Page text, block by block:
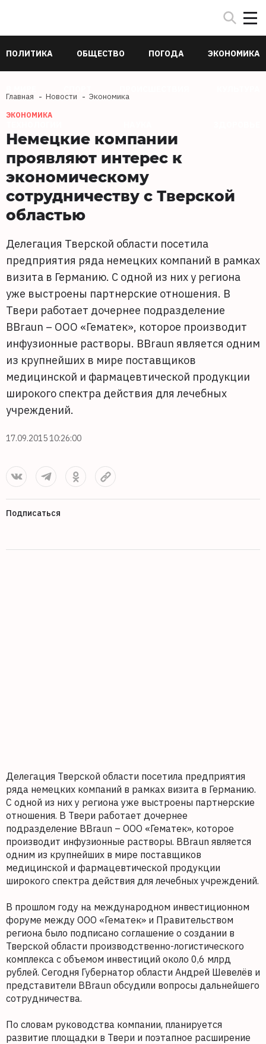
ПОЛИТИКА ОБЩЕСТВО ПОГОДА ЭКОНОМИКА
Главная Новости Экономика
ЭКОНОМИКА
Немецкие компании
проявляют интерес к
экономическому
сотрудничеству с Тверской
областью
Делегация Тверской области посетила
предприятия ряда немецких компаний в рамках
визита в Германию. С одной из них у региона
уже выстроены партнерские отношения. В
Твери работает дочернее подразделение
BBraun – ООО «Гематек», которое производит
инфузионные растворы. BBraun является одним
из крупнейших в мире поставщиков
медицинской и фармацевтической продукции
широкого спектра действия для лечебных
учреждений.
17.09.2015 10:26:00
Подписаться
Делегация Тверской области посетила предприятия
ряда немецких компаний в рамках визита в Германию.
С одной из них у региона уже выстроены партнерские
отношения. В Твери работает дочернее
подразделение BBraun – ООО «Гематек», которое
производит инфузионные растворы. BBraun является
одним из крупнейших в мире поставщиков
медицинской и фармацевтической продукции
широкого спектра действия для лечебных учреждений.
В прошлом году на международном инвестиционном
форуме между ООО «Гематек» и Правительством
региона было подписано соглашение о создании в
Тверской области производственно-логистического
комплекса с объемом инвестиций около 0,6 млрд
рублей. Сегодня Губернатор области Андрей Шевелёв и
представители BBraun обсудили вопросы дальнейшего
сотрудничества.
По словам руководства компании, планируется
развитие площадки в Твери и поэтапное расширение